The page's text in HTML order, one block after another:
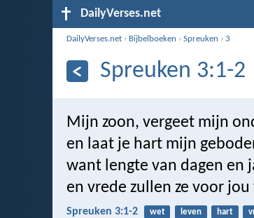
DailyVerses.net
DailyVerses.net › Bijbelboeken ›Spreuken ›3
Spreuken 3:1-2
Mijn zoon, vergeet mijn
en laat je hart mijn
want lengte van dagen en
en vrede zullen ze voor
Spreuken 3:1-2 wet leven hart